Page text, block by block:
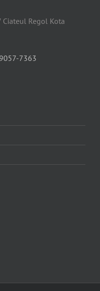
Regol Kota
7363